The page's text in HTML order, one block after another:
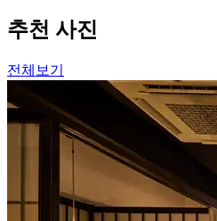
추천 사진
전체보기